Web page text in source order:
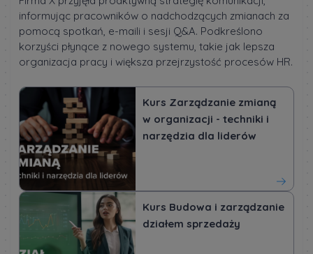
informując pracowników o nadchodzących zmianach za
pomocą spotkań, e-maili i sesji Q&A. Podkreślono
korzyści płynące z nowego systemu, takie jak lepsza
organizacja pracy i większa przejrzystość procesów HR.
Kurs Zarządzanie zmianą
w organizacji - techniki i
narzędzia dla liderów
Kurs Budowa i zarządzanie
działem sprzedaży